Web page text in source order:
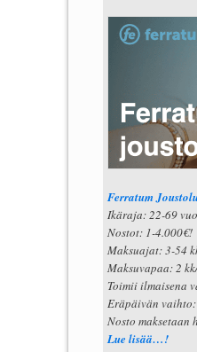
Ferratum
Ikäraja: 22-69
Nostot: 1-4.000€!
Maksuajat: 3-54
Maksuvapaa: 2
Toimii ilmaisena
Eräpäivän
Nosto
Lue lisää…!